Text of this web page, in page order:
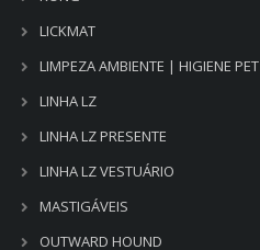
LICKMAT
LIMPEZA AMBIENTE | HIGIENE PET
LINHA LZ
LINHA LZ PRESENTE
LINHA LZ VESTUÁRIO
MASTIGÁVEIS
OUTWARD HOUND